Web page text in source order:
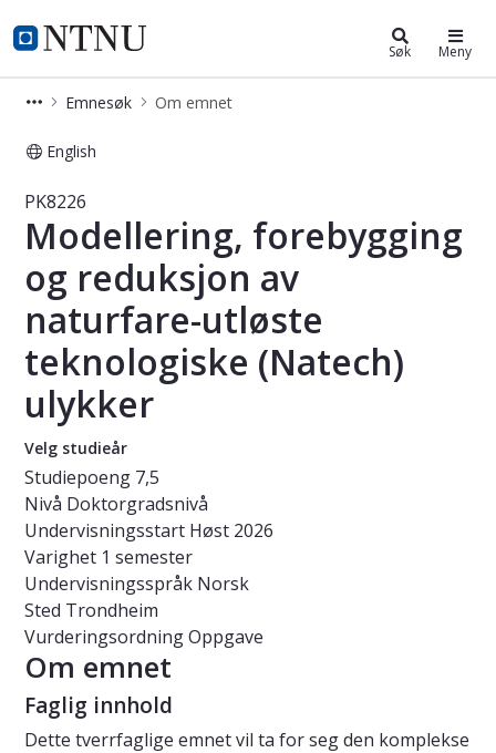
NTNU Hjemmeside
Studier Søk Meny
Emnesøk Om emnet
English
Emne - Modellering, forebygging
PK8226
Modellering, forebygging
og reduksjon av
naturfare-utløste
teknologiske (Natech)
ulykker
Velg studieår
Studiepoeng 7,5
Nivå Doktorgradsnivå
Undervisningsstart Høst 2026
Varighet 1 semester
Undervisningsspråk Norsk
Sted Trondheim
VurderingsordningOppgave
Om emnet
Faglig innhold
Dette tverrfaglige emnet vil ta for seg den komplekse